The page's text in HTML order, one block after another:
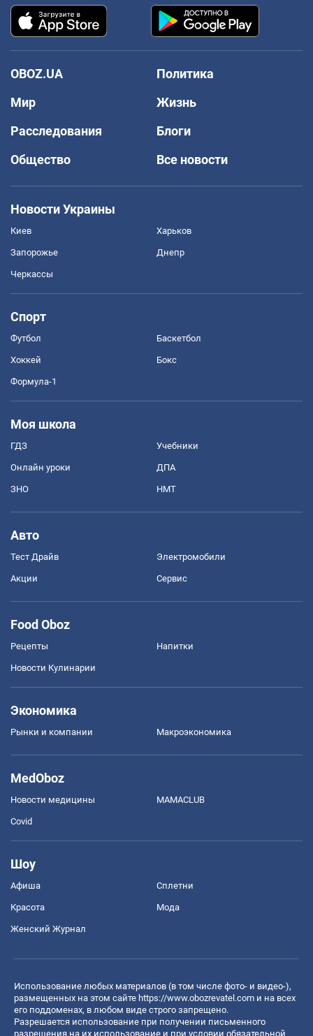
OBOZ.UA
Политика
Мир
Жизнь
Расследования
Блоги
Общество
Все новости
Новости Украины
Киев Харьков
Запорожье Днепр
Черкассы
Спорт
Футбол Баскетбол
Хоккей Бокс
Формула-1
Моя школа
ГДЗ Учебники
Онлайн уроки ДПА
ЗНО НМТ
Авто
Тест Драйв Электромобили
Акции Сервис
Food Oboz
Рецепты Напитки
Новости Кулинарии
Экономика
Рынки и компании Mакроэкономика
MedOboz
Новости медицины MAMACLUB
Covid
Шоу
Афиша Сплетни
Красота Мода
Женский Журнал
Использование любых материалов (в том числе фото- и видео-),
размещенных на этом сайте https://www.obozrevatel.com и на всех
его поддоменах, в любом виде строго запрещено.
Разрешается использование при получении письменного
разрешения на их использование и при условии обязательной